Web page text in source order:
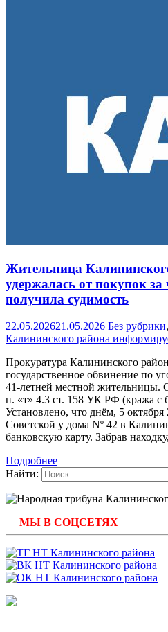
Жительница
удержалась от покупок за
получила судимость
22.05.202621.05.2026 Без рубрики,
Калининского района
Прокуратура Калининского
государственное обвинение по
41-летней местной жительницы.
п. «т» 4.3 ст. 158 УК РФ (кража с
Установлено, что днём, 5
Советской у дома Nº 42 в
банковскую карту. Забрав находку,
Подробнее
Найти:
МЫ В СОЦСЕТЯХ